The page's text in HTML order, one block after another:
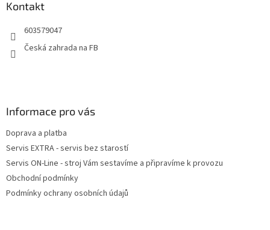
Kontakt
603579047
Česká zahrada na FB
Informace pro vás
Doprava a platba
Servis EXTRA - servis bez starostí
Servis ON-Line - stroj Vám sestavíme a připravíme k provozu
Obchodní podmínky
Podmínky ochrany osobních údajů